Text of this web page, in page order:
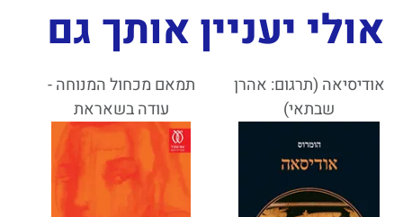
אולי יעניין אותך גם
אודיסיאה (תרגום: אהרן
שבתאי)
תמאם מכחול המנוחה -
עודה בשאראת